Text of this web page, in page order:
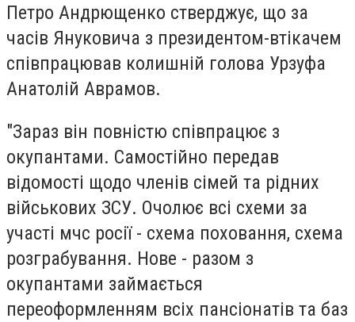
Петро Андрющенко стверджує, що за
часів Януковича з президентом-втікачем
співпрацював колишній голова Урзуфа
Анатолій Аврамов.
"Зараз він повністю співпрацює з
окупантами. Самостійно передав
відомості щодо членів сімей та рідних
військових ЗСУ. Очолює всі схеми за
участі мчс росії - схема поховання, схема
розграбування. Нове - разом з
окупантами займається
переоформленням всіх пансіонатів та баз